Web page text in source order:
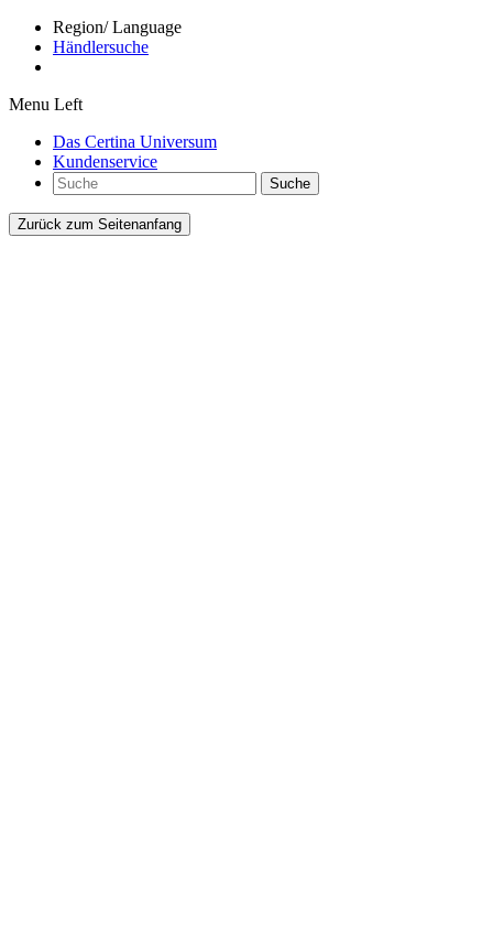
Region/ Language
Händlersuche
Menu Left
Das Certina Universum
Kundenservice
Suche
Zurück zum Seitenanfang